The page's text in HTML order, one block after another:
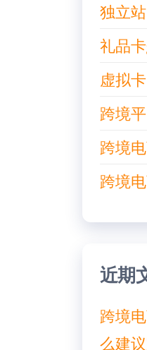
独立站
礼品
虚拟卡
跨境
跨境
跨境
近期
跨境
么建